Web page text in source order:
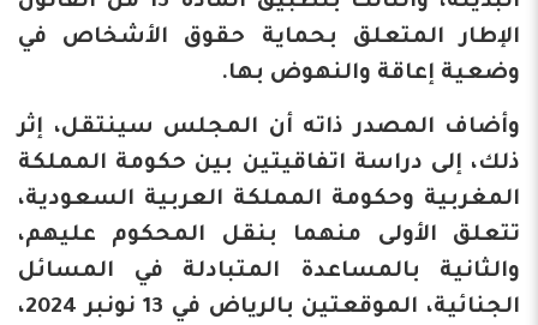
الإطار المتعلق بحماية حقوق الأشخاص في
وضعية إعاقة والنهوض بها.
وأضاف المصدر ذاته أن المجلس سينتقل، إثر
ذلك، إلى دراسة اتفاقيتين بين حكومة المملكة
المغربية وحكومة المملكة العربية السعودية،
تتعلق الأولى منهما بنقل المحكوم عليهم،
والثانية بالمساعدة المتبادلة في المسائل
الجنائية، الموقعتين بالرياض في 13 نونبر 2024،